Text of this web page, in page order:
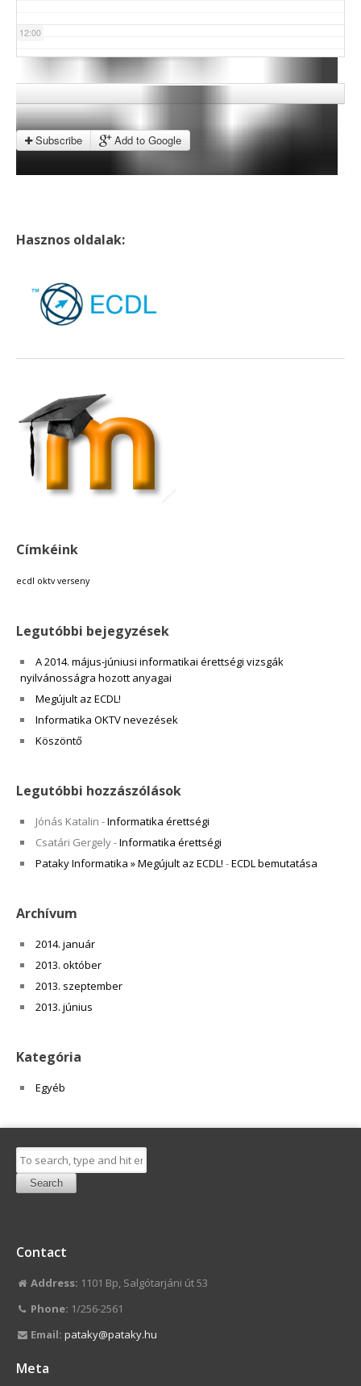
12:00
13:00
14:00
15:00
20:00
21:00
Subscribe Add to Google
Hasznos oldalak:
Címkéink
ecdl oktv verseny
Legutóbbi bejegyzések
A 2014. május-júniusi informatikai érettségi vizsgák
nyilvánosságra hozott anyagai
Megújult az ECDL!
Informatika OKTV nevezések
Köszöntő
Legutóbbi hozzászólások
Jónás Katalin -Informatika érettségi
Csatári Gergely-Informatika érettségi
Pataky Informatika » Megújult az ECDL! -ECDL bemutatása
Archívum
2014. január
2013. október
2013. szeptember
2013. június
Kategória
Egyéb
Search
Contact
Address: 1101 Bp, Salgótarjáni út 53
Phone: 1/256-2561
Email: pataky@pataky.hu
Meta